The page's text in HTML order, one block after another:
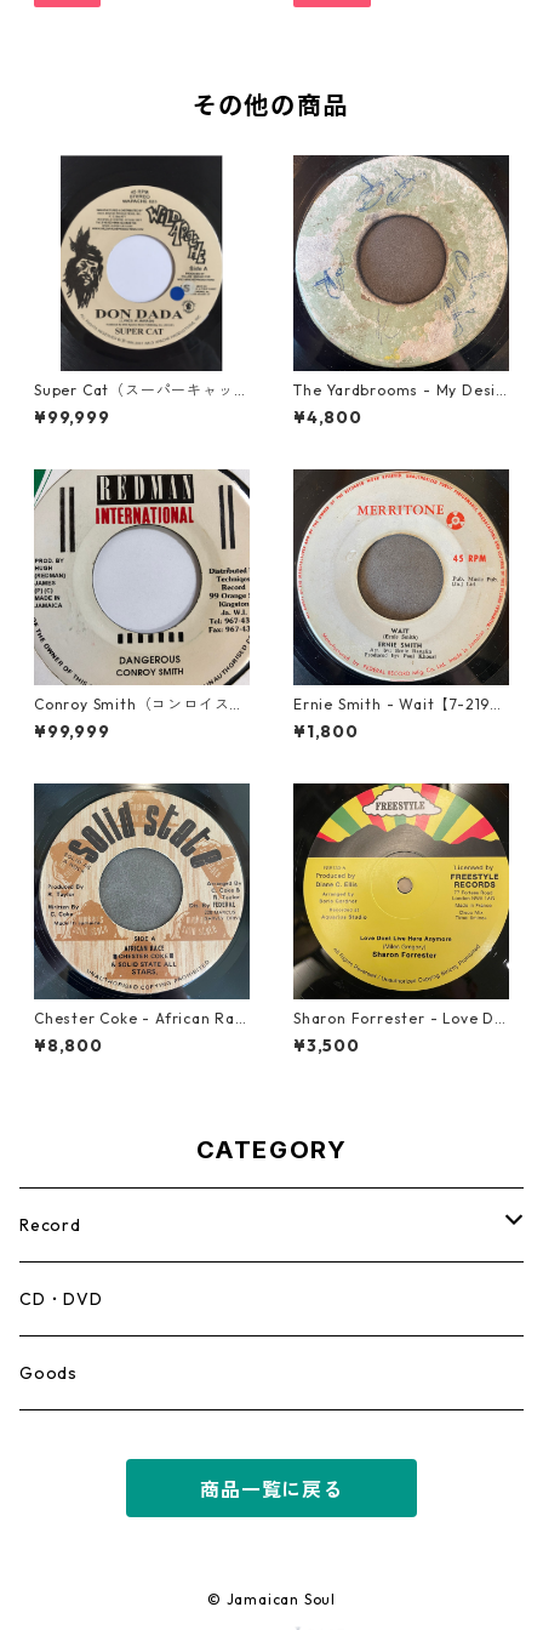
その他の商品
Super Cat（スーパーキャッ
ト） - Don Dada【7inch】
¥99,999
The Yardbrooms - My Desir
e【7-21922】
¥4,800
Conroy Smith（コンロイスミ
ス） - Dangerous【7'】
¥99,999
Ernie Smith - Wait【7-2196
0】
¥1,800
Chester Coke - African Rac
e【7-21819】
¥8,800
Sharon Forrester - Love Do
n't Live Here Anymore【12-
50068】
¥3,500
CATEGORY
Record
Mento,Calypso,Ballad
Ska
CD・DVD
Goods
商品一覧に戻る
© Jamaican Soul